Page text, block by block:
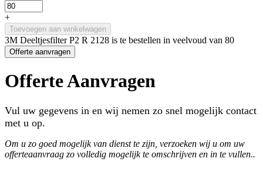
+
Toevoegen aan winkelwagen
3M Deeltjesfilter P2 R 2128 is te bestellen in veelvoud van 80
Offerte aanvragen
Offerte Aanvragen
Vul uw gegevens in en wij nemen zo snel mogelijk contact
met u op.
Om u zo goed mogelijk van dienst te zijn, verzoeken wij u om uw
offerteaanvraag zo volledig mogelijk te omschrijven en in te vullen..